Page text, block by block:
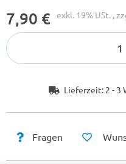
7,90 € exkl. 19% USt. ,
Lieferzeit: 2 - 3
Fragen